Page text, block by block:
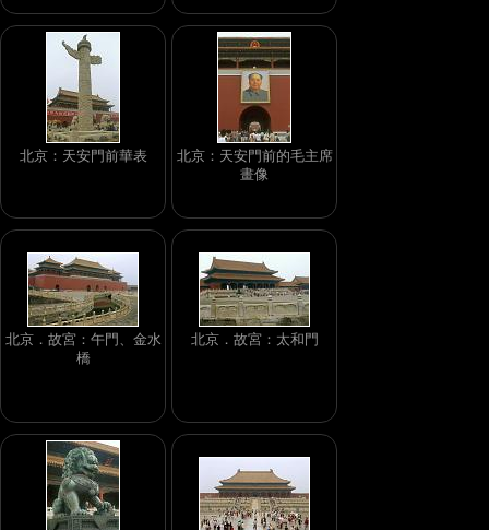
北京：天安門前華表
北京：天安門前的毛主席
畫像
北京．故宮：午門、金水
橋
北京．故宮：太和門